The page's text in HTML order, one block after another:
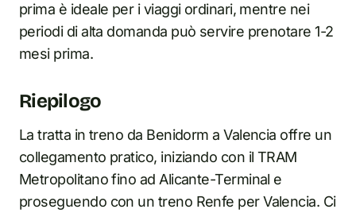
prima è ideale per i viaggi ordinari, mentre nei
periodi di alta domanda può servire prenotare 1-2
mesi prima.
Riepilogo
La tratta in treno da Benidorm a Valencia offre un
collegamento pratico, iniziando con il TRAM
Metropolitano fino ad Alicante-Terminal e
proseguendo con un treno Renfe per Valencia. Ci